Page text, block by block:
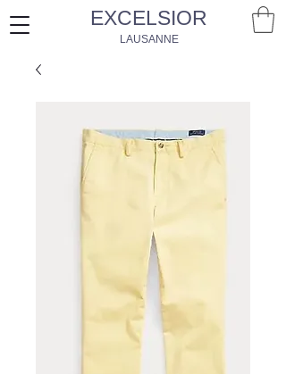
EXCELSIOR
LAUSANNE